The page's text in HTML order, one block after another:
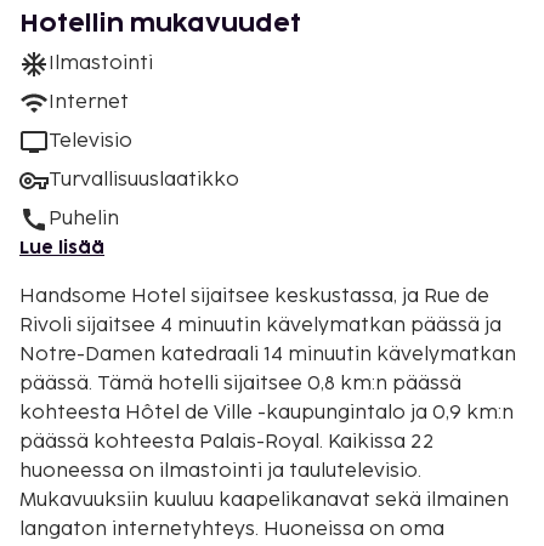
Hotellin mukavuudet
Ilmastointi
Internet
Televisio
Turvallisuuslaatikko
Puhelin
Lue lisää
Handsome Hotel sijaitsee keskustassa, ja Rue de
Rivoli sijaitsee 4 minuutin kävelymatkan päässä ja
Notre-Damen katedraali 14 minuutin kävelymatkan
päässä. Tämä hotelli sijaitsee 0,8 km:n päässä
kohteesta Hôtel de Ville -kaupungintalo ja 0,9 km:n
päässä kohteesta Palais-Royal. Kaikissa 22
huoneessa on ilmastointi ja taulutelevisio.
Mukavuuksiin kuuluu kaapelikanavat sekä ilmainen
langaton internetyhteys. Huoneissa on oma